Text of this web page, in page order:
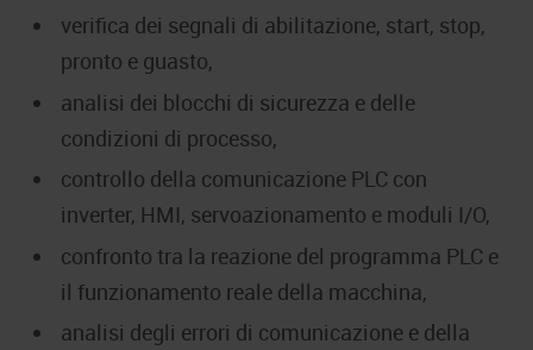
verifica dei segnali di abilitazione, start, stop,
pronto e guasto,
analisi dei blocchi di sicurezza e delle
condizioni di processo,
controllo della comunicazione PLC con
inverter, HMI, servoazionamento e moduli I/O,
confronto tra la reazione del programma PLC e
il funzionamento reale della macchina,
analisi degli errori di comunicazione e della